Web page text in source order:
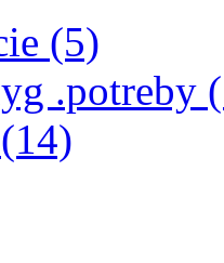
(5)
.potreby